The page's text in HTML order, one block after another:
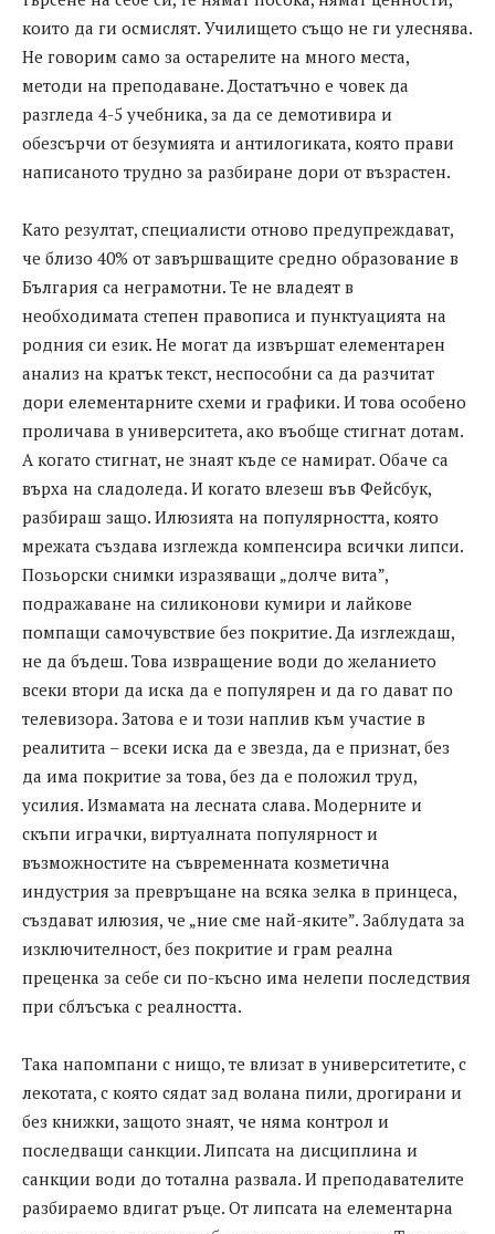
които да ги осмислят. Училището също не ги улеснява.
Не говорим само за остарелите на много места,
методи на преподаване. Достатъчно е човек да
разгледа 4-5 учебника, за да се демотивира и
обезсърчи от безумията и антилогиката, която прави
написаното трудно за разбиране дори от възрастен.
Като резултат, специалисти отново предупреждават,
че близо 40% от завършващите средно образование в
България са неграмотни. Те не владеят в
необходимата степен правописа и пунктуацията на
родния си език. Не могат да извършат елементарен
анализ на кратък текст, неспособни са да разчитат
дори елементарните схеми и графики. И това особено
проличава в университета, ако въобще стигнат дотам.
А когато стигнат, не знаят къде се намират. Обаче са
върха на сладоледа. И когато влезеш във Фейсбук,
разбираш защо. Илюзията на популярността, която
мрежата създава изглежда компенсира всички липси.
Позьорски снимки изразяващи „долче вита”,
подражаване на силиконови кумири и лайкове
помпащи самочувствие без покритие. Да изглеждаш,
не да бъдеш. Това извращение води до желанието
всеки втори да иска да е популярен и да го дават по
телевизора. Затова е и този наплив към участие в
реалитита – всеки иска да е звезда, да е признат, без
да има покритие за това, без да е положил труд,
усилия. Измамата на лесната слава. Модерните и
скъпи играчки, виртуалната популярност и
възможностите на съвременната козметична
индустрия за превръщане на всяка зелка в принцеса,
създават илюзия, че „ние сме най-яките”. Заблудата за
изключителност, без покритие и грам реална
преценка за себе си по-късно има нелепи последствия
при сблъсъка с реалността.
Така напомпани с нищо, те влизат в университетите, с
лекотата, с която сядат зад волана пили, дрогирани и
без книжки, защото знаят, че няма контрол и
последващи санкции. Липсата на дисциплина и
санкции води до тотална развала. И преподавателите
разбираемо вдигат ръце. От липсата на елементарна